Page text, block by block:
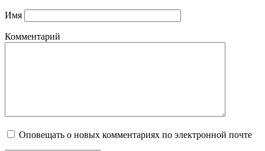
Имя
Комментарий
Оповещать о новых комментариях по электронной почте